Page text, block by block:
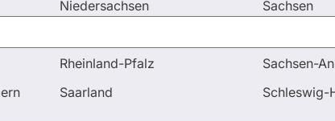
Niedersachsen
Rheinland-Pfalz
Saarland
Sachsen
Sachsen-
Schleswig-
Einschüchterung in Bremen